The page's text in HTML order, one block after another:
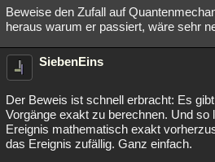
Beweise den Zufall auf
heraus warum er passiert, wäre sehr
SiebenEins
Der Beweis ist schnell erbracht: Es
Vorgänge exakt zu berechnen. Und so
Ereignis mathematisch exakt
das Ereignis zufällig. Ganz einfach.